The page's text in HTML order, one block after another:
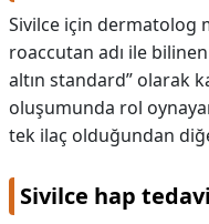
Sivilce için dermatolog
roaccutan adı ile
altın standard” olarak
oluşumunda rol
tek ilaç olduğundan
Sivilce hap